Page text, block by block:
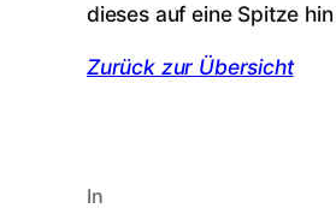
dieses auf eine Spitze
Zurück zur Übersicht
In